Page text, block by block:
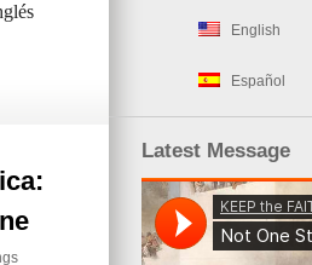
English
Español
Latest Message